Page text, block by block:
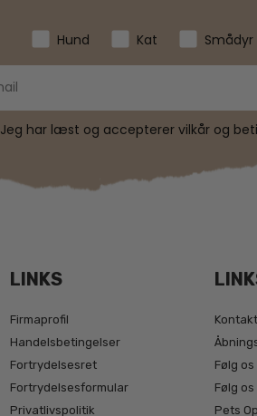
Hund Kat
Jeg har læst og accepterer vilkår og
LINKS
Firmaprofil
Handelsbetingelser
Fortrydelsesret
Fortrydelsesformular
Privatlivspolitik
Følg
Følg
Pets